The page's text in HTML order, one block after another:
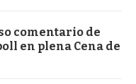
comentario de
en plena Cena de